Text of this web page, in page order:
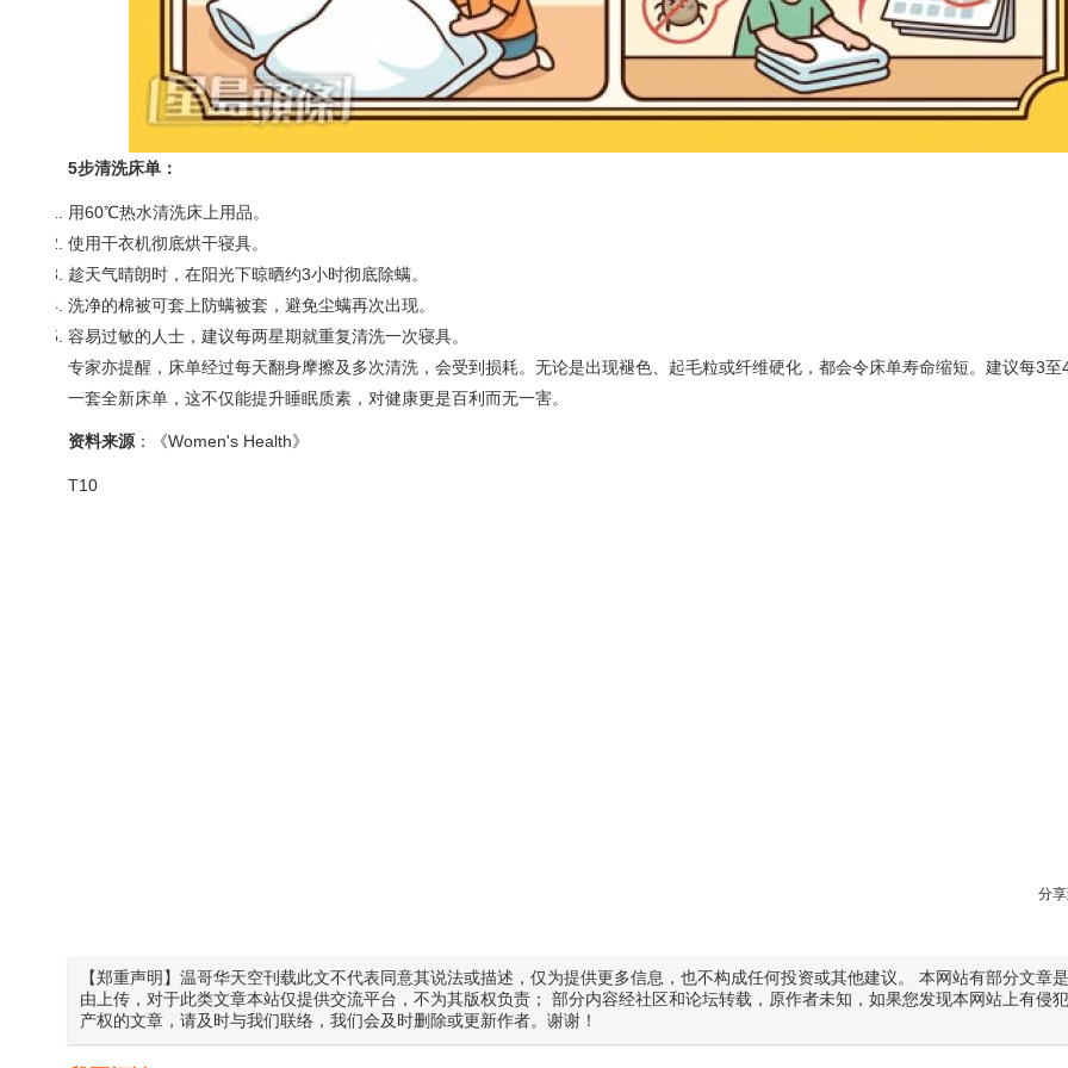
5步清洗床单：
用60℃热水清洗床上用品。
使用干衣机彻底烘干寝具。
趁天气晴朗时，在阳光下晾晒约3小时彻底除螨。
洗净的棉被可套上防螨被套，避免尘螨再次出现。
容易过敏的人士，建议每两星期就重复清洗一次寝具。
专家亦提醒，床单经过每天翻身摩擦及多次清洗，会受到损耗。无论是出现褪色、起毛粒或纤维硬化，都会令床单寿命缩短。建议每3至
一套全新床单，这不仅能提升睡眠质素，对健康更是百利而无一害。
资料来源 ：《Women's Health》
T10
分
【郑重声明】温哥华天空刊载此文不代表同意其说法或描述，仅为提供更多信息，也不构成任何投资或其他建议。 本网站有部分文章
由上传，对于此类文章本站仅提供交流平台，不为其版权负责； 部分内容经社区和论坛转载，原作者未知，如果您发现本网站上有侵
产权的文章，请及时与我们联络，我们会及时删除或更新作者。谢谢！